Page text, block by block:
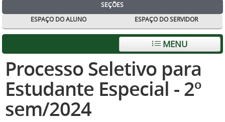
SEÇÕES
ESPAÇO DO ALUNO
ESPAÇO DO SERVIDOR
MENU
Processo Seletivo para
Estudante Especial - 2º
sem/2024